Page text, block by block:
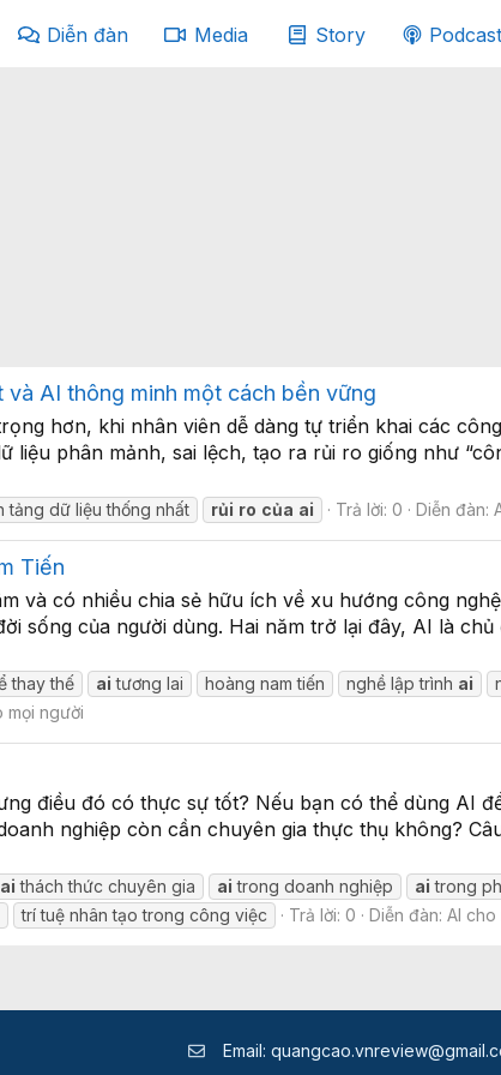
Diễn đàn Media Story Podcast
AI thông minh một cách bền vững
hơn, khi nhân viên dễ dàng tự triển khai các
phân mảnh, sai lệch, tạo ra rủi ro giống như
tảng dữ liệu thống nhất rủi ro của ai Trả lời: 0 Diễn đàn:
Tiến
và có nhiều chia sẻ hữu ích về xu hướng công
sống của người dùng. Hai năm trở lại đây, AI là
thay thế ai tương lai hoàng nam tiến nghề lập trình ai
mọi người
điều đó có thực sự tốt? Nếu bạn có thể dùng AI
nghiệp còn cần chuyên gia thực thụ không?
ai thách thức chuyên gia ai trong doanh nghiệp ai trong
trí tuệ nhân tạo trong công việc Trả lời: 0 Diễn đàn: AI cho
Email: